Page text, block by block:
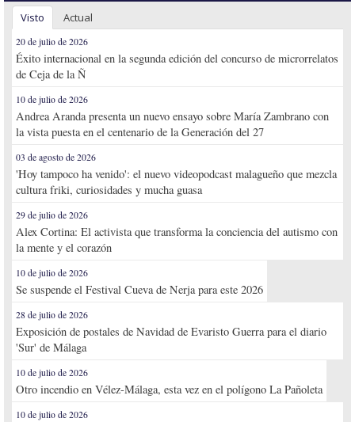
Visto Actual
20 de julio de 2026
Éxito internacional en la segunda edición del concurso de microrrelatos
de Ceja de la Ñ
10 de julio de 2026
Andrea Aranda presenta un nuevo ensayo sobre María Zambrano con
la vista puesta en el centenario de la Generación del 27
03 de agosto de 2026
'Hoy tampoco ha venido': el nuevo videopodcast malagueño que mezcla
cultura friki, curiosidades y mucha guasa
29 de julio de 2026
Alex Cortina: El activista que transforma la conciencia del autismo con
la mente y el corazón
10 de julio de 2026
Se suspende el Festival Cueva de Nerja para este 2026
28 de julio de 2026
Exposición de postales de Navidad de Evaristo Guerra para el diario
'Sur' de Málaga
10 de julio de 2026
Otro incendio en Vélez-Málaga, esta vez en el polígono La Pañoleta
10 de julio de 2026